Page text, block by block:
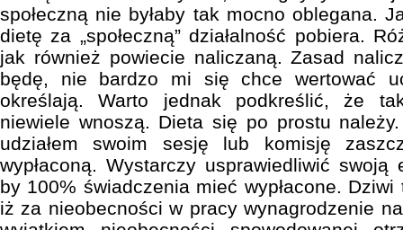
społeczną nie byłaby tak mocno oblegana.
dietę za „społeczną” działalność pobiera.
jak również powiecie naliczaną. Zasad
będę, nie bardzo mi się chce wertować
określają. Warto jednak podkreślić, że
niewiele wnoszą. Dieta się po prostu
udziałem swoim sesję lub komisję
wypłaconą. Wystarczy usprawiedliwić swoją
by 100% świadczenia mieć wypłacone.
iż za nieobecności w pracy wynagrodzenie